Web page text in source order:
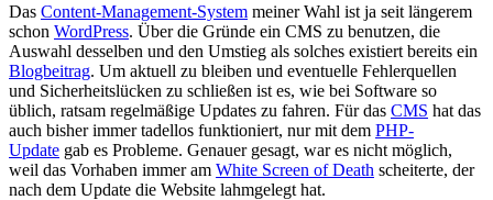
Das Content-Management-System meiner Wahl ist ja seit längerem
schon WordPress. Über die Gründe ein CMS zu benutzen, die
Auswahl desselben und den Umstieg als solches existiert bereits ein
Blogbeitrag. Um aktuell zu bleiben und eventuelle Fehlerquellen
und Sicherheitslücken zu schließen ist es, wie bei Software so
üblich, ratsam regelmäßige Updates zu fahren. Für das CMS hat das
auch bisher immer tadellos funktioniert, nur mit dem PHP-
Update gab es Probleme. Genauer gesagt, war es nicht möglich,
weil das Vorhaben immer am White Screen of Death scheiterte, der
nach dem Update die Website lahmgelegt hat.